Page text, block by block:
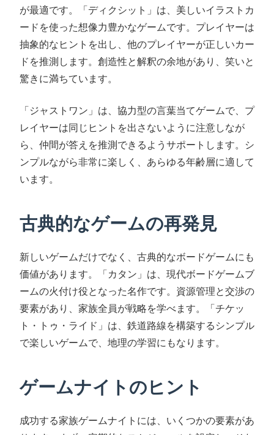
が最適です。「ディクシット」は、美しいイラストカ
ードを使った想像力豊かなゲームです。プレイヤーは
抽象的なヒントを出し、他のプレイヤーが正しいカー
ドを推測します。創造性と解釈の余地があり、笑いと
驚きに満ちています。
「ジャストワン」は、協力型の言葉当てゲームで、プ
レイヤーは同じヒントを出さないように注意しなが
ら、仲間が答えを推測できるようサポートします。シ
ンプルながら非常に楽しく、あらゆる年齢層に適して
います。
古典的なゲームの再発見
新しいゲームだけでなく、古典的なボードゲームにも
価値があります。「カタン」は、現代ボードゲームブ
ームの火付け役となった名作です。資源管理と交渉の
要素があり、家族全員が戦略を学べます。「チケッ
ト・トゥ・ライド」は、鉄道路線を構築するシンプル
で楽しいゲームで、地理の学習にもなります。
ゲームナイトのヒント
成功する家族ゲームナイトには、いくつかの要素があ